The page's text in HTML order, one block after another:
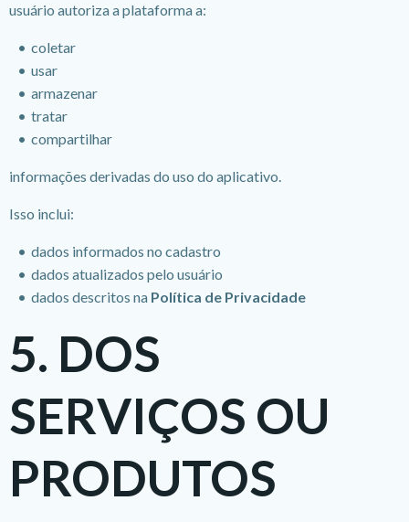
usuário autoriza a plataforma a:
coletar
usar
armazenar
tratar
compartilhar
informações derivadas do uso do aplicativo.
Isso inclui:
dados informados no cadastro
dados atualizados pelo usuário
dados descritos na Política de Privacidade
5. DOS
SERVIÇOS OU
PRODUTOS